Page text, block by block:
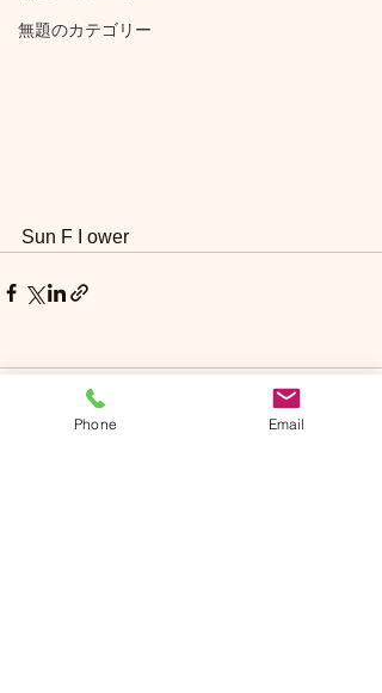
無題のカテゴリー
Sun F I ower
コメント
Phone Email